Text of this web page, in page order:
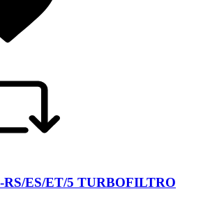
ES/ET/5 TURBOFILTRO